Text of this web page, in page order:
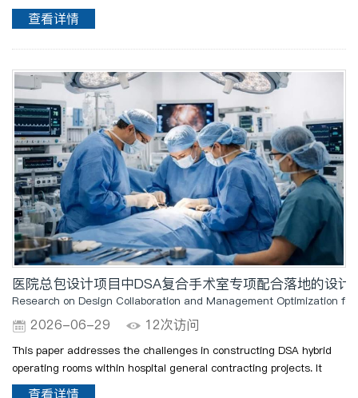
设计协同策略（一）构建多专业协同设计机制建立“牵头统筹+分工协
作”模式，明确医疗工艺为核心牵头..
查看详情
医院总包设计项目中DSA复合手术室专项配合落地的设
Research on Design Collaboration and Management Optimization
2026-06-29 12次访问
This paper addresses the challenges in constructing DSA hybrid
operating rooms within hospital general contracting projects. It
puts forward a special management scheme from the dimensions
查看详情